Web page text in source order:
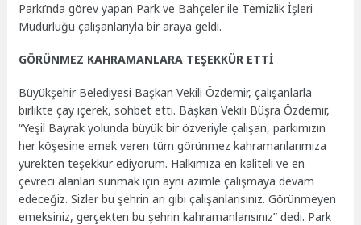
Parkı’nda görev yapan Park ve Bahçeler ile Temizlik İşleri
Müdürlüğü çalışanlarıyla bir araya geldi.
GÖRÜNMEZ KAHRAMANLARA TEŞEKKÜR ETTİ
Büyükşehir Belediyesi Başkan Vekili Özdemir, çalışanlarla
birlikte çay içerek, sohbet etti. Başkan Vekili Büşra Özdemir,
“Yeşil Bayrak yolunda büyük bir özveriyle çalışan, parkımızın
her köşesine emek veren tüm görünmez kahramanlarımıza
yürekten teşekkür ediyorum. Halkımıza en kaliteli ve en
çevreci alanları sunmak için aynı azimle çalışmaya devam
edeceğiz. Sizler bu şehrin arı gibi çalışanlarısınız. Görünmeyen
emeksiniz, gerçekten bu şehrin kahramanlarısınız” dedi. Park